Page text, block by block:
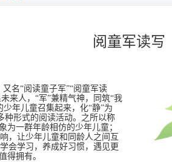
阅童军读写
又名“阅读童子军”“阅童军读
来人，“军”兼精气神，同筑“我
年儿童召集起来，化“静”为
种形式的阅读活动。之所以称
为一群年龄相仿的少年儿童；
，让少年儿童和同龄人之间互
会学习，养成好习惯，遇见更
得拥有。